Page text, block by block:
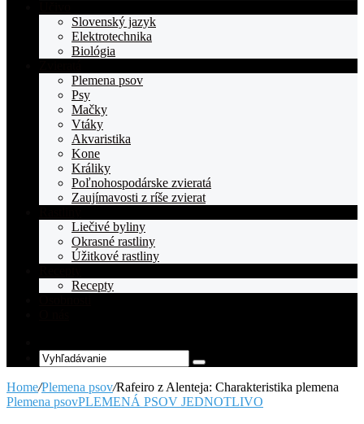
Slovenský jazyk
Elektrotechnika
Biológia
Plemena psov
Psy
Mačky
Vtáky
Akvaristika
Kone
Králiky
Poľnohospodárske zvieratá
Zaujímavosti z ríše zvierat
Liečivé byliny
Okrasné rastliny
Úžitkové rastliny
Recepty
Article
Vyhľadávanie
Home/Plemena psov/Rafeiro z Alenteja: Charakteristika plemena
Plemena psovPLEMENÁ PSOV JEDNOTLIVO